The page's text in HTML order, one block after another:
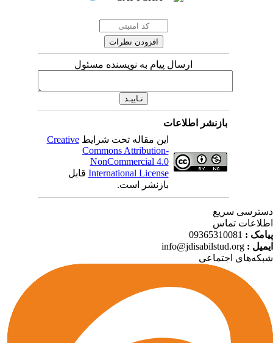
ارسال پیام به نویسنده مسئول
بازنشر اطلاعات
این مقاله تحت شرایطCreative
Commons Attribution-
NonCommercial 4.0
International Licenseقابل
بازنشر است.
سریع
تماس
:
09365310081
:
info@jdisabilstud.org
اجتماعی